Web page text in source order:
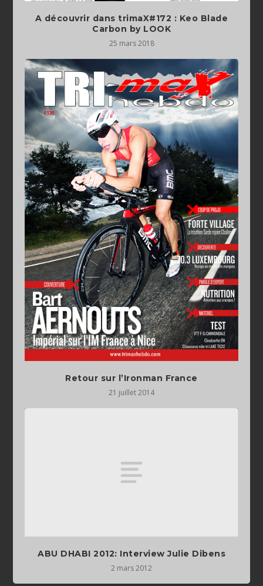
A découvrir dans trimaX#172 : Keo Blade
Carbon by LOOK
25 mars 2018
Retour sur l’Ironman France
21 juillet 2014
ABU DHABI 2012: Interview Julie Dibens
2 mars 2012